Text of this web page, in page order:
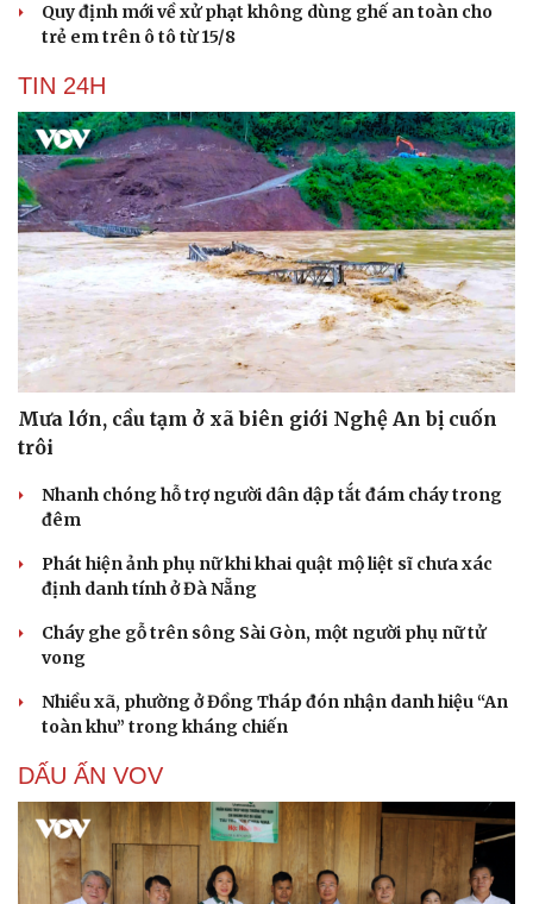
Quy định mới về xử phạt không dùng ghế an toàn cho
trẻ em trên ô tô từ 15/8
TIN 24H
Mưa lớn, cầu tạm ở xã biên giới Nghệ An bị cuốn
trôi
Nhanh chóng hỗ trợ người dân dập tắt đám cháy trong
đêm
Phát hiện ảnh phụ nữ khi khai quật mộ liệt sĩ chưa xác
định danh tính ở Đà Nẵng
Cháy ghe gỗ trên sông Sài Gòn, một người phụ nữ tử
vong
Nhiều xã, phường ở Đồng Tháp đón nhận danh hiệu “An
toàn khu” trong kháng chiến
DẤU ẤN VOV